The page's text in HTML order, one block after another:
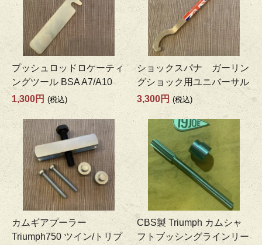
プッシュロッドロケーティ
ングツール BSA A7/A10
1,300円 (税込)
ショックスパナ ガーリン
グショック用ユニバーサル
3,300円 (税込)
カムギアプーラー
Triumph750 ツイン/トリプ
CBS製 Triumph カムシャ
フトブッシングラインリー